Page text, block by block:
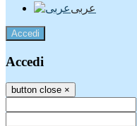
عربى
Accedi
Accedi
button close ×